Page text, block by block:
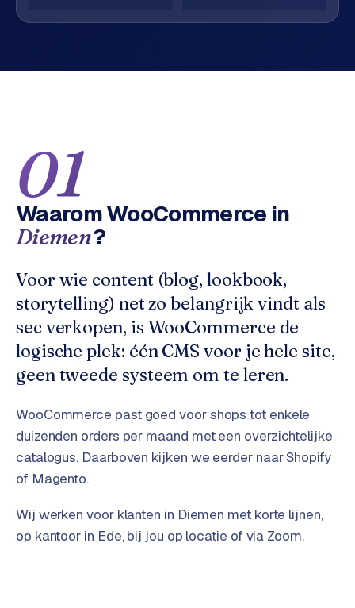
m
e
e
b
s
h
p
B
2
B
e
c
o
m
e
c
e
z
A
Q
C
n
a
c
t
→
01
WaaromWooCommerce in
Diemen?
Voor wie content (blog, lookbook,
storytelling) net zo belangrijk vindt als
sec verkopen, is WooCommerce de
logische plek: één CMS voor je hele site,
geen tweede systeem om te leren.
WooCommerce past goed voor shops tot enkele
duizenden orders per maand met een overzichtelijke
catalogus. Daarboven kijken we eerder naar Shopify
of Magento.
Wij werken voor klanten in Diemen met korte lijnen,
op kantoor in Ede, bij jou op locatie of via Zoom.